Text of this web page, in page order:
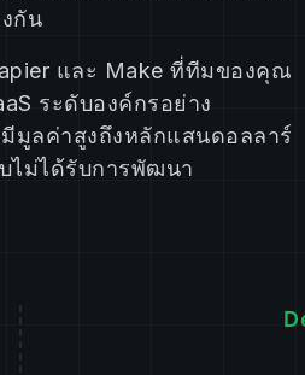
กัน
และ Make ที่ทีมของคุณ
ระดับองค์กรอย่าง
มูลค่าสูงถึงหลักแสนดอลลาร์
ไม่ได้รับการพัฒนา